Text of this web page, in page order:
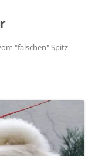
"falschen" Spitz